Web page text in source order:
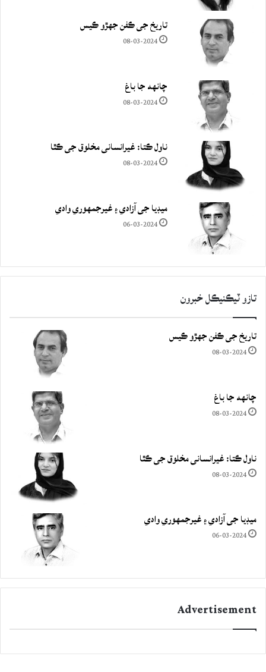
تاريخ جي ڪفن جھڙو ڪيس
08-03-2024
چانهه جا باغ
08-03-2024
ناول ڪتا: غيرانساني مخلوق جي ڪٿا
08-03-2024
ميڊيا جي آزادي ۽ غيرجمھوري وادي
06-03-2024
تازو ٽيڪنيڪل خبرون
تاريخ جي ڪفن جھڙو ڪيس
08-03-2024
چانهه جا باغ
08-03-2024
ناول ڪتا: غيرانساني مخلوق جي ڪٿا
08-03-2024
ميڊيا جي آزادي ۽ غيرجمھوري وادي
06-03-2024
Advertisement